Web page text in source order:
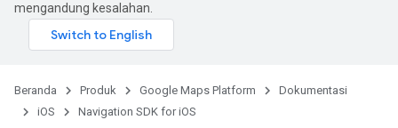
mengandung kesalahan.
Beranda Produk Google Maps Platform
Dokumentasi
iOS
Navigation SDK for iOS